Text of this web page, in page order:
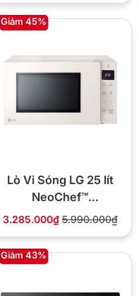
Giảm 45%
Lò Vi Sóng LG 25 lít
NeoChef™
MS2535GIK
3.285.000₫ 5.990.000₫
Giảm 43%